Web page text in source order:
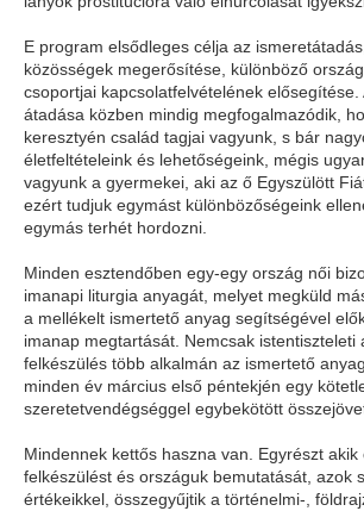
E program elsődleges célja az
közösségek megerősítése, különböző
csoportjai kapcsolatfelvételének elősegítése.
átadása közben mindig megfogalmazódik,
keresztyén család tagjai vagyunk, s bár
életfeltételeink és lehetőségeink, mégis
vagyunk a gyermekei, aki az ő Egyszülött
ezért tudjuk egymást különbözőségeink
egymás terhét hordozni.
Minden esztendőben egy-egy ország női
imanapi liturgia anyagát, melyet megküld
a mellékelt ismertető anyag segítségével
imanap megtartását. Nemcsak istentiszteleti
felkészülés több alkalmán az ismertető
minden év március első péntekjén egy
szeretetvendégséggel egybekötött
Mindennek kettős haszna van. Egyrészt akik
felkészülést és országuk bemutatását, azok
értékeikkel, összegyűjtik a történelmi-,